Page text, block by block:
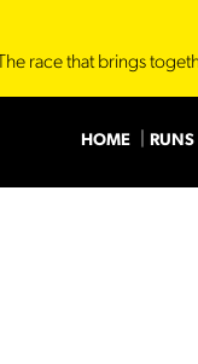
The race that brings
HOME RUNS